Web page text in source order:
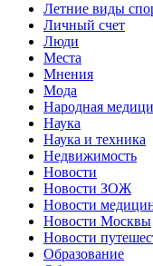
Летние виды
Личный счет
Люди
Места
Мнения
Мода
Народная
Наука
Наука и техника
Недвижимость
Новости
Новости ЗОЖ
Новости
Новости Москвы
Новости
Образование